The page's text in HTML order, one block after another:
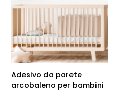
Adesivo da parete
arcobaleno per bambini